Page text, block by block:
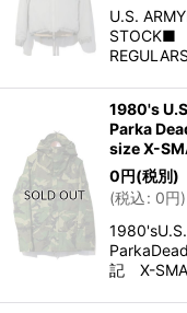
U.S.
1980's
Parka
size X-
0円(税別)
(税込: 0円)
記 X-